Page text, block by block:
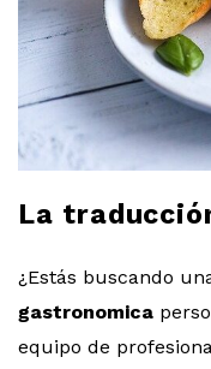
b
l
o
g
La
¿Estás buscando
gastronomica
equipo de